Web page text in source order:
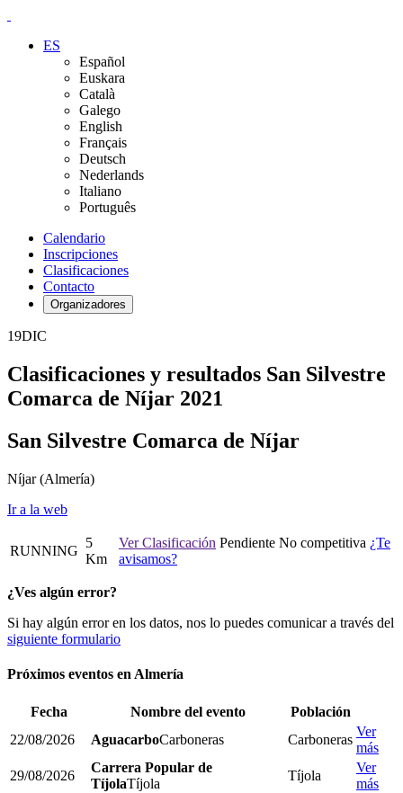
ES
Español
Euskara
Català
Galego
English
Français
Deutsch
Nederlands
Italiano
Português
Calendario
Inscripciones
Clasificaciones
Contacto
Organizadores
19DIC
Clasificaciones y resultados San Silvestre
Comarca de Níjar 2021
San Silvestre Comarca de Níjar
Níjar(Almería)
Ir a la web
RUNNING
5
Km
Ver Clasificación Pendiente No competitiva ¿Te
avisamos?
¿Ves algún error?
Si hay algún error en los datos, nos lo puedes comunicar a través del
siguiente formulario
Próximos eventos en Almería
Fecha Nombre del evento
Población
22/08/2026
AguacarboCarboneras Carboneras
Ver
más
29/08/2026
Carrera Popular de
TíjolaTíjola
Tíjola
Ver
más